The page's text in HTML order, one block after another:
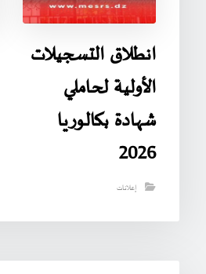
انطلاق التسجيلات
الأولية لحاملي
شهادة بكالوريا
2026
إعلانات